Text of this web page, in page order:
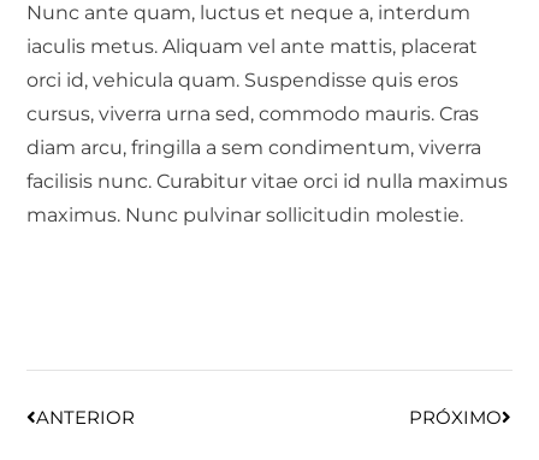
Nunc ante quam, luctus et neque a, interdum
iaculis metus. Aliquam vel ante mattis, placerat
orci id, vehicula quam. Suspendisse quis eros
cursus, viverra urna sed, commodo mauris. Cras
diam arcu, fringilla a sem condimentum, viverra
facilisis nunc. Curabitur vitae orci id nulla maximus
maximus. Nunc pulvinar sollicitudin molestie.
ANTERIOR PRÓXIMO